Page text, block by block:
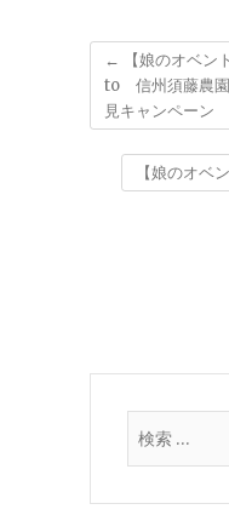
←
【娘のオベ
to 信州須藤農園
見キャンペーン
【娘のオベ